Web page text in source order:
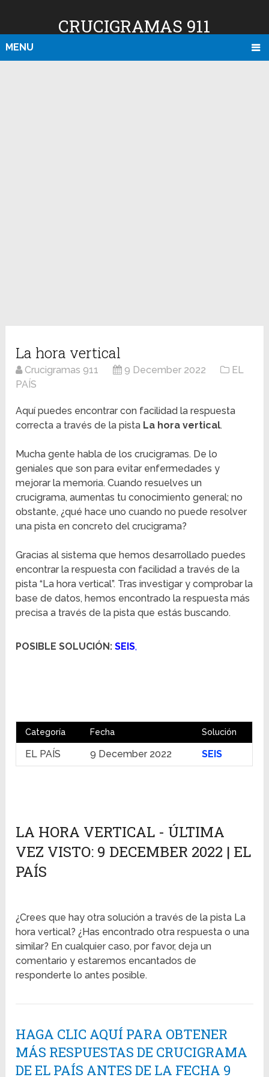
CRUCIGRAMAS 911
MENU
La hora vertical
Crucigramas 911 9 December 2022
EL
PAÍS
Aquí puedes encontrar con facilidad la respuesta
correcta a través de la pista La hora vertical.
Mucha gente habla de los crucigramas. De lo
geniales que son para evitar enfermedades y
mejorar la memoria. Cuando resuelves un
crucigrama, aumentas tu conocimiento general; no
obstante, ¿qué hace uno cuando no puede resolver
una pista en concreto del crucigrama?
Gracias al sistema que hemos desarrollado puedes
encontrar la respuesta con facilidad a través de la
pista “La hora vertical”. Tras investigar y comprobar la
base de datos, hemos encontrado la respuesta más
precisa a través de la pista que estás buscando.
POSIBLE SOLUCIÓN: SEIS,
Categoría Fecha Solución
EL PAÍS 9 December 2022 SEIS
LA HORA VERTICAL - ÚLTIMA
VEZ VISTO: 9 DECEMBER 2022 | EL
PAÍS
¿Crees que hay otra solución a través de la pista La
hora vertical? ¿Has encontrado otra respuesta o una
similar? En cualquier caso, por favor, deja un
comentario y estaremos encantados de
responderte lo antes posible.
HAGA CLIC AQUÍ PARA OBTENER
MÁS RESPUESTAS DE CRUCIGRAMA
DE EL PAÍS ANTES DE LA FECHA 9